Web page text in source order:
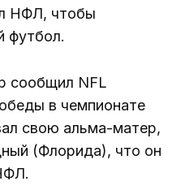
НФЛ, чтобы
футбол.
сообщил NFL
в чемпионате
свою альма-матер,
(Флорида), что он